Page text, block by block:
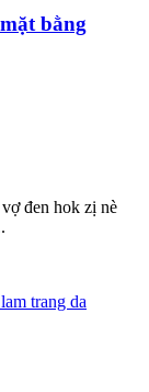
bằng
đen hok zị nè